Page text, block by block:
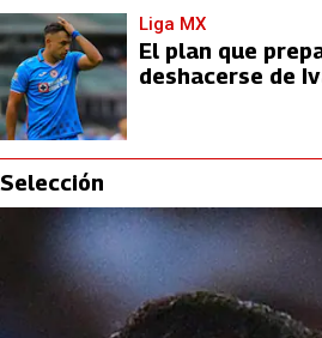
Liga MX
El plan que
deshacerse de
Selección